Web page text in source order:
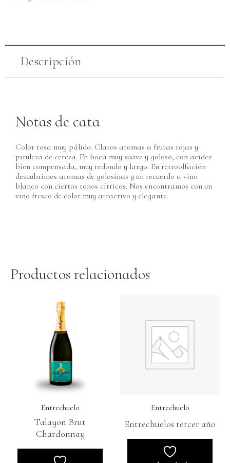
Descripción
Notas de cata
Color rosa muy pálido. Claros aromas a frutas rojas y
piruleta de cereza. En boca muy suave y goloso, con acidez
bien compensada, muy redondo y largo. En retroolfación
descubrimos aromas de golosinas y un recuerdo a vino
blanco con ciertos tonos cítricos. Nos encontramos con un
vino fresco de color muy atractivo y elegante.
Productos relacionados
Entrechuelo
Talayon Brut
Chardonnay
Entrechuelo
Entrechuelos tercer año